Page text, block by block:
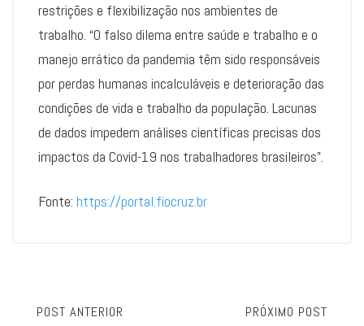
restrições e flexibilização nos ambientes de
trabalho. “O falso dilema entre saúde e trabalho e o
manejo errático da pandemia têm sido responsáveis
por perdas humanas incalculáveis e deterioração das
condições de vida e trabalho da população. Lacunas
de dados impedem análises científicas precisas dos
impactos da Covid-19 nos trabalhadores brasileiros”.
Fonte: https://portal.fiocruz.br
POST ANTERIOR PRÓXIMO POST